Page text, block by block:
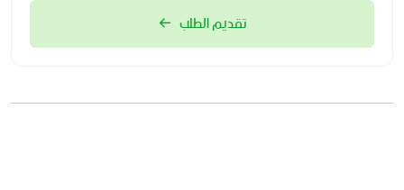
تقديم الطلب